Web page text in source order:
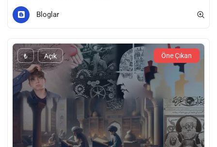
Bloglar
₺ Açık Öne Çıkan